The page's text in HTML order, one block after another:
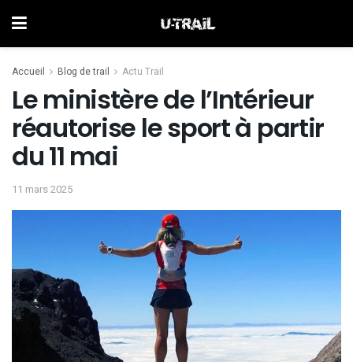
Accueil Blog de trail Actu Trail
Le ministère de l’Intérieur
réautorise le sport à partir
du 11 mai
11 mars 2025